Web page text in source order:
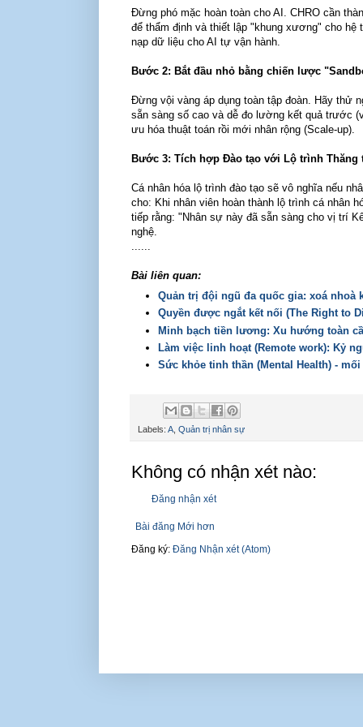
Đừng phó mặc hoàn toàn cho AI. CHRO cần
để thẩm định và thiết lập "khung xương" cho
nạp dữ liệu cho AI tự vận hành.
Bước 2: Bắt đầu nhỏ bằng chiến lược
Đừng vội vàng áp dụng toàn tập đoàn. Hãy thử
sẵn sàng số cao và dễ đo lường kết quả trước
ưu hóa thuật toán rồi mới nhân rộng (Scale-up).
Bước 3: Tích hợp Đào tạo với Lộ trình Thăng
Cá nhân hóa lộ trình đào tạo sẽ vô nghĩa nếu
cho: Khi nhân viên hoàn thành lộ trình cá nhân
tiếp rằng: "Nhân sự này đã sẵn sàng cho vị trí
nghệ.
......
Bài liên quan:
Quản trị đội ngũ đa quốc gia: xoá nhoà
Quyền được ngắt kết nối (The Right to
Minh bạch tiền lương: Xu hướng toàn
Làm việc linh hoạt (Remote work): Kỷ
Sức khỏe tinh thần (Mental Health) -
Labels: A Quản trị nhân sự
Không có nhận xét nào:
Đăng nhận xét
Bài đăng Mới hơn
Đăng ký: Đăng Nhận xét (Atom)